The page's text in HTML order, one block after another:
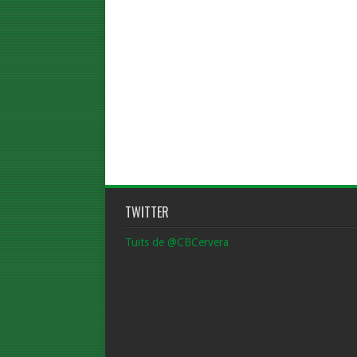
TWITTER
Tuits de @CBCervera